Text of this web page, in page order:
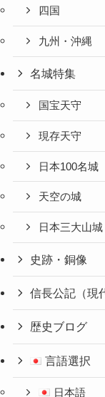
四国
九州・沖縄
名城特集
国宝天守
現存天守
日本100名城
天空の城
日本三大山城
史跡・銅像
信長公記（現
歴史ブログ
言語選択
日本語